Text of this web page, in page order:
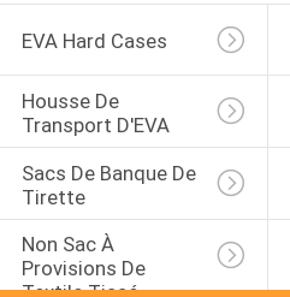
EVA Hard Cases
Housse De
Transport D'EVA
Sacs De Banque De
Tirette
Non Sac À
Provisions De